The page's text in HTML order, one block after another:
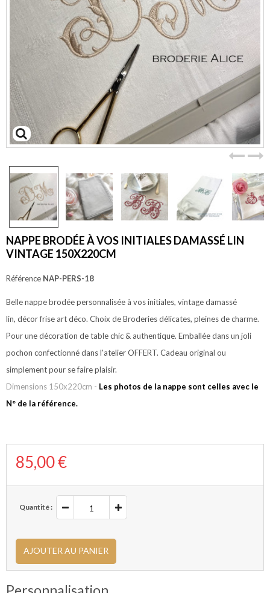
Agrandir
l'image
NAPPE BRODÉE À VOS INITIALES DAMASSÉ LIN
VINTAGE 150X220CM
Référence NAP-PERS-18
Belle nappe brodée personnalisée à vos initiales, vintage damassé
lin, décor frise art déco. Choix de Broderies délicates, pleines de charme.
Pour une décoration de table chic & authentique. Emballée dans un joli
pochon confectionné dans l'atelier OFFERT. Cadeau original ou
simplement pour sefaire plaisir.
Dimensions 150x220cm - Les photos de la nappe sont celles avec le
N° de la référence.
85,00 €
Quantité :
AJOUTER AU PANIER